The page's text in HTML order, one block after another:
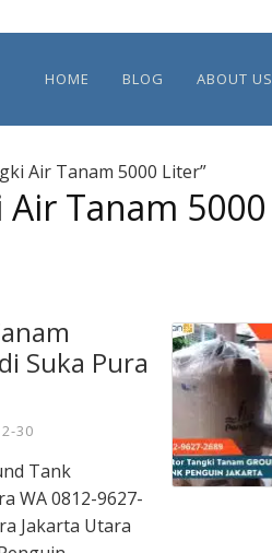
HOME BLOG ABOUT US
Air Tanam 5000 Liter”
Air Tanam 5000
Suka Pura
30
Tank
WA 0812-9627-
Jakarta Utara